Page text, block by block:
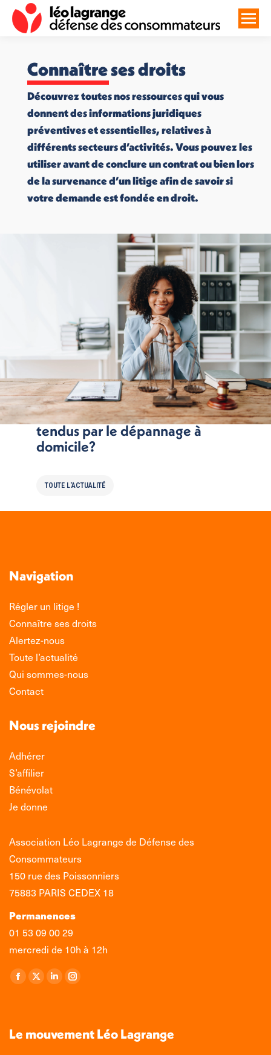
Connaître ses droits
Découvrez toutes nos ressources qui vous
donnent des informations juridiques
préventives et essentielles, relatives à
différents secteurs d’activités. Vous pouvez les
utiliser avant de conclure un contrat ou bien lors
de la survenance d’un litige afin de savoir si
votre demande est fondée en droit.
Comment déjouer les pièges
tendus par le dépannage à
domicile?
TOUTE L'ACTUALITÉ
Navigation
Régler un litige !
Connaître ses droits
Alertez-nous
Toute l’actualité
Qui sommes-nous
Contact
Nous rejoindre
Adhérer
S’affilier
Bénévolat
Je donne
Association Léo Lagrange de Défense des
Consommateurs
150 rue des Poissonniers
75883 PARIS CEDEX 18
Permanences
01 53 09 00 29
mercredi de 10h à 12h
Retrouvez-nous sur :
La
s'ouvre
La
s'ouvre
La
s'ouvre
La
s'ouvre
Le mouvement Léo Lagrange